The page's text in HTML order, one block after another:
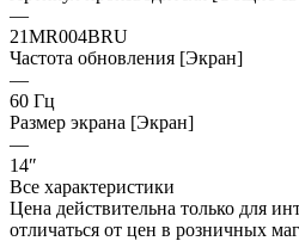
—
21MR004BRU
Частота обновления [Экран]
—
60 Гц
Размер экрана [Экран]
—
14″
Все характеристики
Цена действительна только для
отличаться от цен в розничных